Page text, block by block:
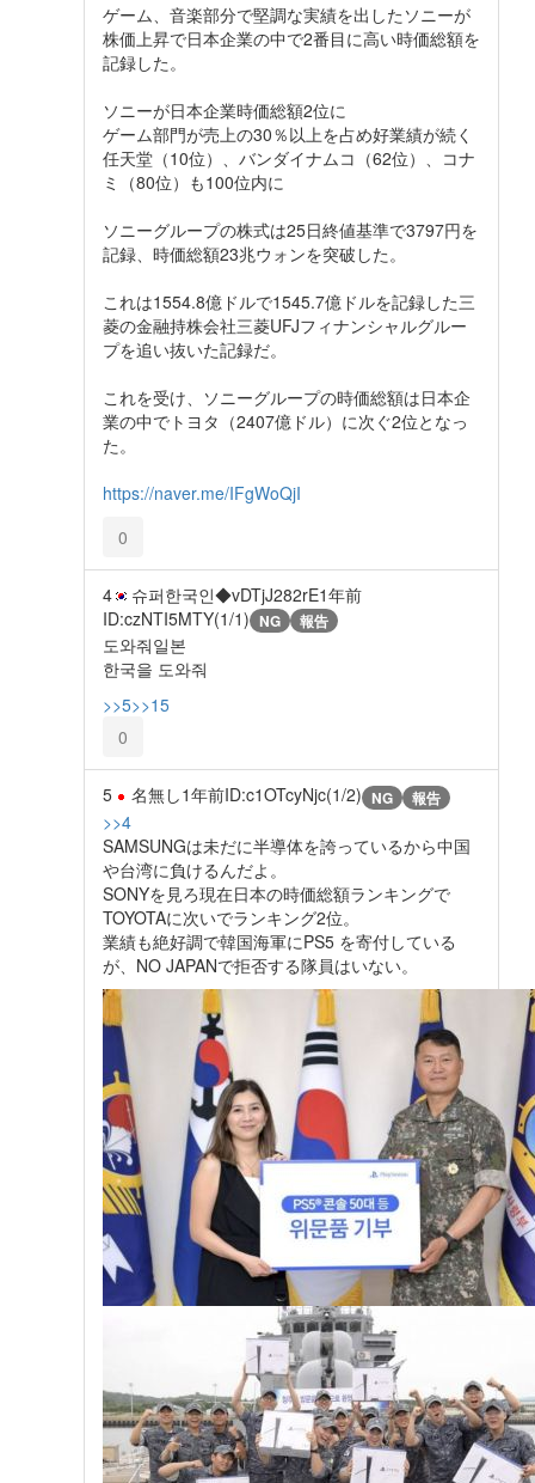
ゲーム、音楽部分で堅調な実績を出したソニーが
株価上昇で日本企業の中で2番目に高い時価総額を
記録した。
ソニーが日本企業時価総額2位に
ゲーム部門が売上の30％以上を占め好業績が続く
任天堂（10位）、バンダイナムコ（62位）、コナ
ミ（80位）も100位内に
ソニーグループの株式は25日終値基準で3797円を
記録、時価総額23兆ウォンを突破した。
これは1554.8億ドルで1545.7億ドルを記録した三
菱の金融持株会社三菱UFJフィナンシャルグルー
プを追い抜いた記録だ。
これを受け、ソニーグループの時価総額は日本企
業の中でトヨタ（2407億ドル）に次ぐ2位となっ
た。
https://naver.me/IFgWoQjI
0
4 슈퍼한국인◆vDTjJ282rE1年前
ID:czNTI5MTY(1/1) NG 報告
도와줘일본
한국을 도와줘
>>5>>15
0
5 名無し1年前ID:c1OTcyNjc(1/2) NG 報告
>>4
SAMSUNGは未だに半導体を誇っているから中国
や台湾に負けるんだよ。
SONYを見ろ現在日本の時価総額ランキングで
TOYOTAに次いでランキング2位。
業績も絶好調で韓国海軍にPS5 を寄付している
が、NO JAPANで拒否する隊員はいない。